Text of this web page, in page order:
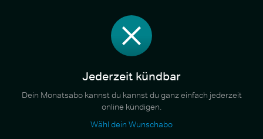
Jederzeit kündbar
Dein Monatsabo kannst du kannst du ganz einfach jederzeit
online kündigen.
Wähl dein Wunschabo